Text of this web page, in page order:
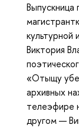
культурной
Виктория
«Отыщу
архивных
телеэфире
другом —